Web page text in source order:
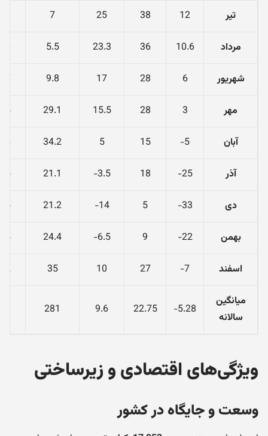
تیر 12
38
25
7
مرداد 10.6
36
23.3
5.5
شهریور 6
28
17
9.8
77
مهر 3
28
15.5
29.1
75
آبان 5-
15
5
34.2
76
آذر 25-
18
3.5-
21.1
75
دی 33-
5
14-
21.2
75
بهمن 22-
9
6.5-
24.4
75
اسفند 7-
27
10
35
72
میانگین
سالانه
5.28-
22.75
9.6
281
ویژگی‌های اقتصادی و زیرساختی
وسعت و جایگاه در کشور